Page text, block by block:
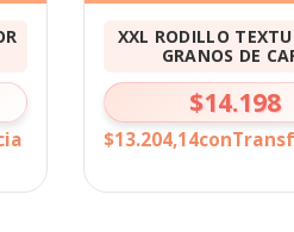
XXL RODILLO
GRANOS DE
$14.198
$13.204,14con